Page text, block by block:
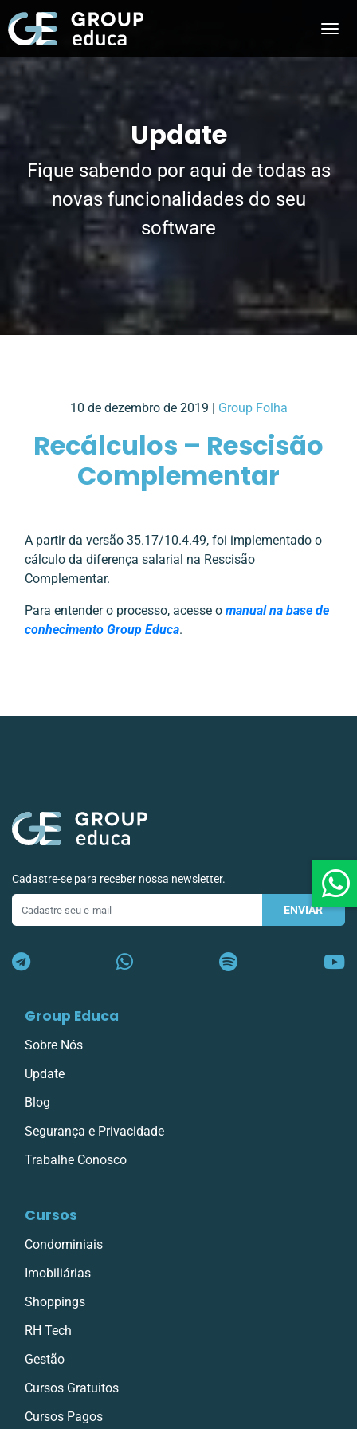
Update
Fique sabendo por aqui de todas as
novas funcionalidades do seu
software
10 de dezembro de 2019 | Group Folha
Recálculos – Rescisão
Complementar
A partir da versão 35.17/10.4.49, foi implementado o
cálculo da diferença salarial na Rescisão
Complementar.
Para entender o processo, acesse o manual na base de
conhecimento Group Educa.
Cadastre-se para receber nossa newsletter.
ENVIAR
Group Educa
Sobre Nós
Update
Blog
Segurança e Privacidade
Trabalhe Conosco
Cursos
Condominiais
Imobiliárias
Shoppings
RH Tech
Gestão
Cursos Gratuitos
Cursos Pagos